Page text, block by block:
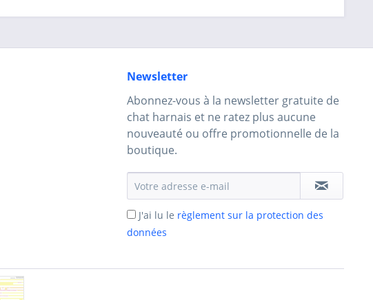
Newsletter
Abonnez-vous à la newsletter gratuite de
chat harnais et ne ratez plus aucune
nouveauté ou offre promotionnelle de la
boutique.
J'ai lu le règlement sur la protection des
données